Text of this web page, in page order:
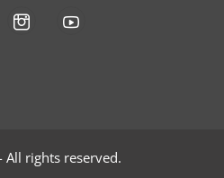
rights reserved.